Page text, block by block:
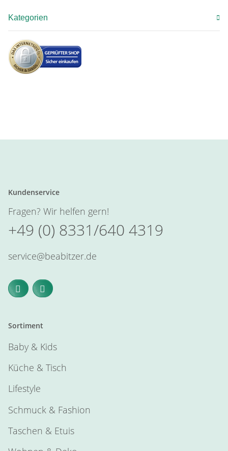
Kategorien
Kundenservice
Fragen? Wir helfen gern!
+49 (0) 8331/640 4319
service@beabitzer.de
Sortiment
Baby & Kids
Küche & Tisch
Lifestyle
Schmuck & Fashion
Taschen & Etuis